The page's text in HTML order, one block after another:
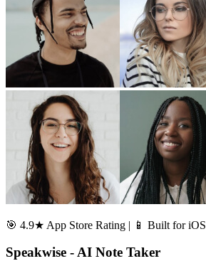
🎯 4.9★ App Store Rating | 📱 Built for iOS
Speakwise - AI Note Taker